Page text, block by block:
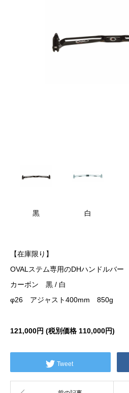
黒 白
【在庫限り】
OVALステム専用のDHハンドルバー
カーボン 黒 / 白
φ26 アジャスト400mm 850g
121,000円 (税別価格 110,000円)
Tweet